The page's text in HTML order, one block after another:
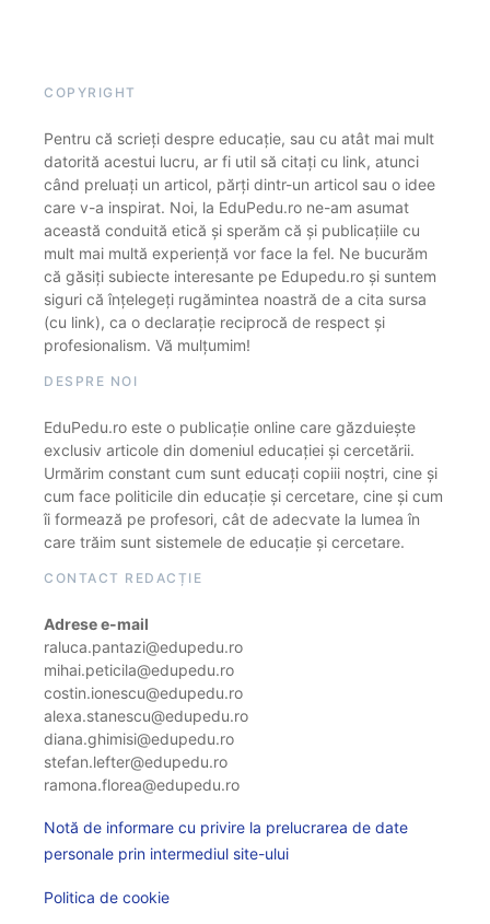
COPYRIGHT
Pentru că scrieți despre educație, sau cu atât mai mult
datorită acestui lucru, ar fi util să citați cu link, atunci
când preluați un articol, părți dintr-un articol sau o idee
care v-a inspirat. Noi, la EduPedu.ro ne-am asumat
această conduită etică și sperăm că și publicațiile cu
mult mai multă experiență vor face la fel. Ne bucurăm
că găsiți subiecte interesante pe Edupedu.ro și suntem
siguri că înțelegeți rugămintea noastră de a cita sursa
(cu link), ca o declarație reciprocă de respect și
profesionalism. Vă mulțumim!
DESPRE NOI
EduPedu.ro este o publicație online care găzduiește
exclusiv articole din domeniul educației și cercetării.
Urmărim constant cum sunt educați copiii noștri, cine și
cum face politicile din educație și cercetare, cine și cum
îi formează pe profesori, cât de adecvate la lumea în
care trăim sunt sistemele de educație și cercetare.
CONTACT REDACȚIE
Adrese e-mail
raluca.pantazi@edupedu.ro
mihai.peticila@edupedu.ro
costin.ionescu@edupedu.ro
alexa.stanescu@edupedu.ro
diana.ghimisi@edupedu.ro
stefan.lefter@edupedu.ro
ramona.florea@edupedu.ro
Notă de informare cu privire la prelucrarea de date
personale prin intermediul site-ului
Politica de cookie